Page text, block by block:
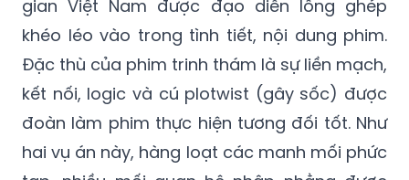
Đặc thù của phim trinh thám là sự liền mạch,
kết nối, logic và cú plotwist (gây sốc) được
đoàn làm phim thực hiện tương đối tốt. Như
hai vụ án này, hàng loạt các manh mối phức
tạp, nhiều mối quan hệ nhập nhằng được
cài cắm đan xen. Nhịp phim khá nhanh, giữ